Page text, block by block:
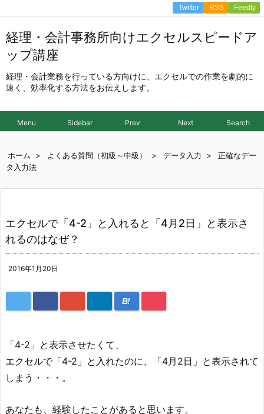
経理・会計事務所向けエクセルスピードア
ップ講座
経理・会計業務を行っている方向けに、エクセルでの作業を劇的に
速く、効率化する方法をお伝えします。
Menu Sidebar Prev Next Search
Twitter RSS Feedly
ホーム > よくある質問（初級～中級） > データ入力 >
正確なデー
タ入力法
エクセルで「4-2」と入れると「4月2日」と表示さ
れるのはなぜ？
2016年1月20日
B!
「4-2」と表示させたくて、
エクセルで「4-2」と入れたのに、「4月2日」と表示されて
しまう・・・。
あなたも、経験したことがあると思います。